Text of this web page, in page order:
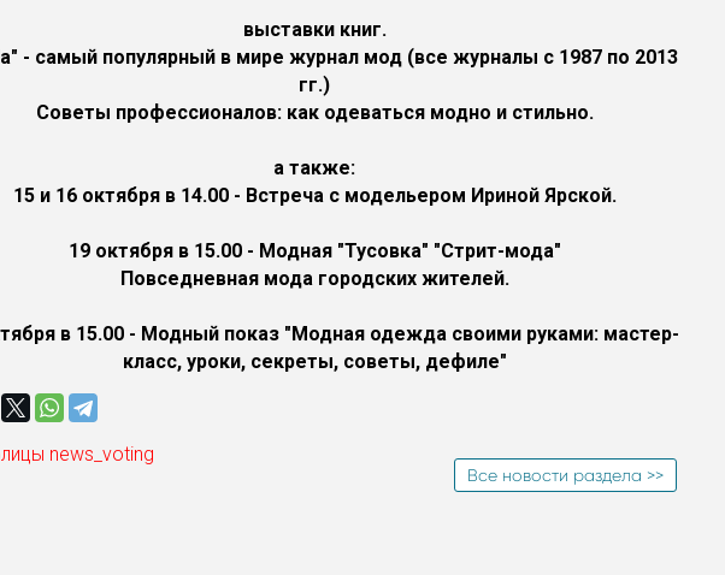
выставки книг.
- самый популярный в мире журнал мод (все журналы с 1987 по 2013
гг.)
Советы профессионалов: как одеваться модно и стильно.
а также:
15 и 16 октября в 14.00 - Встреча с модельером Ириной Ярской.
19 октября в 15.00 - Модная "Тусовка" "Стрит-мода"
Повседневная мода городских жителей.
в 15.00 - Модный показ "Модная одежда своими руками: мастер-
класс, уроки, секреты, советы, дефиле"
news_voting
Все новости раздела >>